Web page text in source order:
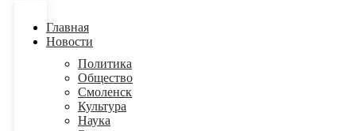
Главная
Новости
Политика
Общество
Смоленск
Культура
Наука